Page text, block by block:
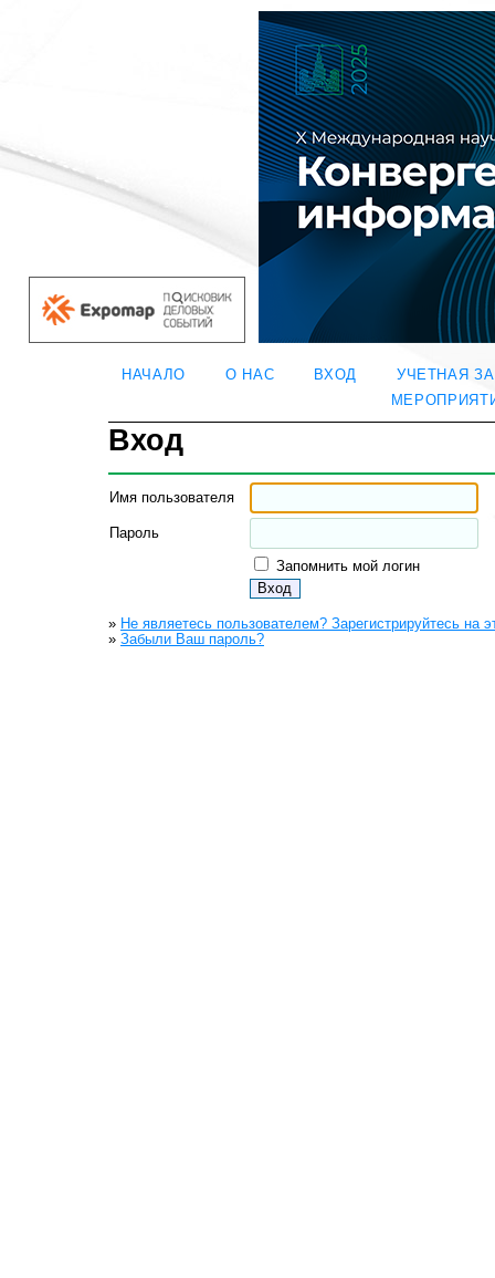
НАЧАЛО О НАС ВХОД
УЧЕТНАЯ
Вход
Имя пользователя
Пароль
Запомнить мой логин
» Не являетесь пользователем? Зарегистрируйтесь на
» Забыли Ваш пароль?